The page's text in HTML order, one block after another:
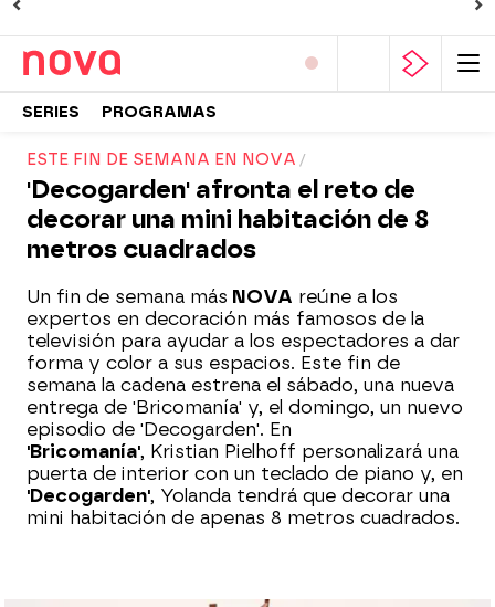
SERIES PROGRAMAS
ESTE FIN DE SEMANA EN NOVA
'Decogarden' afronta el reto de
decorar una mini habitación de 8
metros cuadrados
Un fin de semana más NOVA reúne a los
expertos en decoración más famosos de la
televisión para ayudar a los espectadores a dar
forma y color a sus espacios. Este fin de
semana la cadena estrena el sábado, una nueva
entrega de 'Bricomanía' y, el domingo, un nuevo
episodio de 'Decogarden'. En
'Bricomanía', Kristian Pielhoff personalizará una
puerta de interior con un teclado de piano y, en
'Decogarden', Yolanda tendrá que decorar una
mini habitación de apenas 8 metros cuadrados.